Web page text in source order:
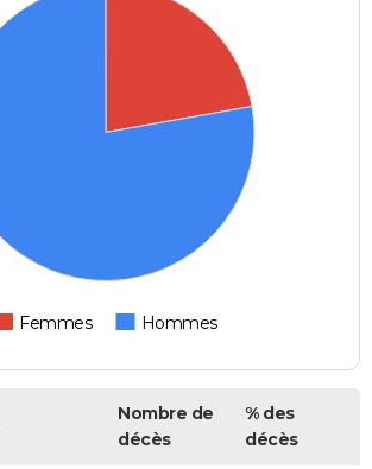
Femmes Hommes
Nombre de
décès
% des
décès